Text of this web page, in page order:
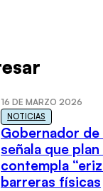
16 DE MARZO 2026
NOTICIAS
Gobernador de
señala que
contempla
barreras físicas